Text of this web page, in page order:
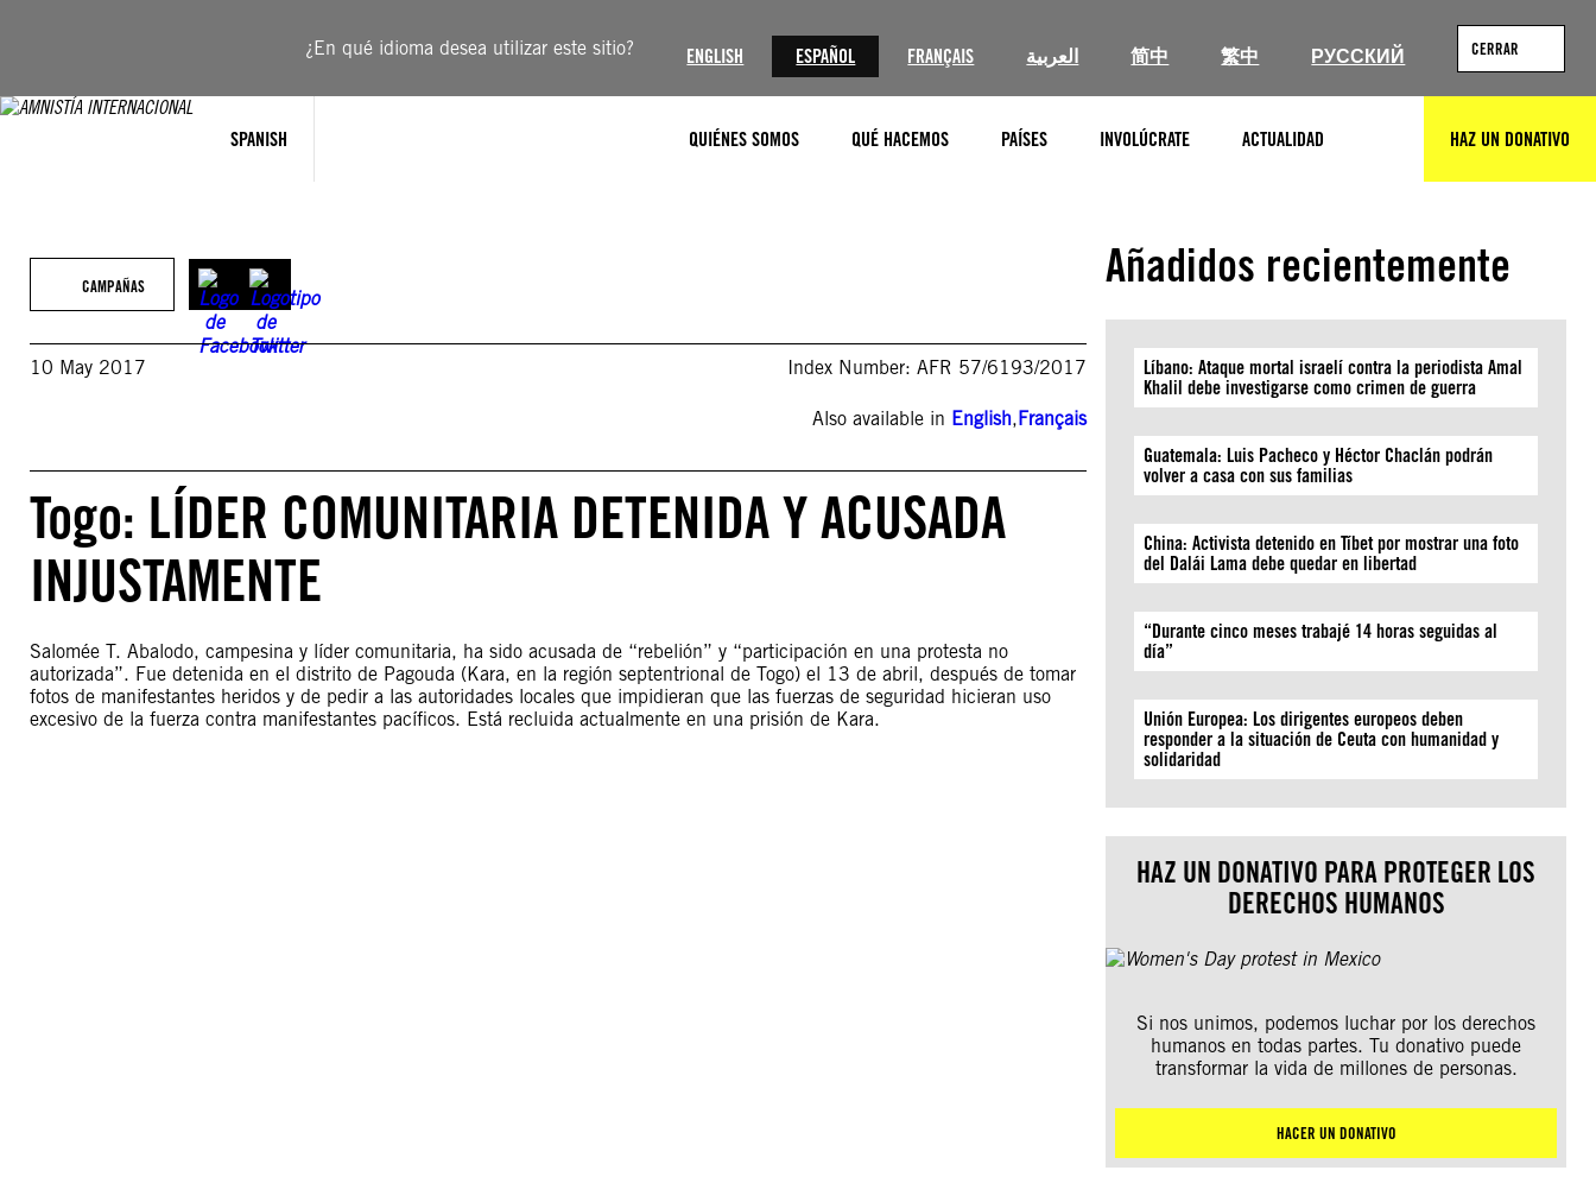
¿En qué idioma desea utilizar este sitio? ENGLISH ESPAÑOL FRANÇAIS العربية 简中 繁中 РУССКИЙ CERRAR
SPANISH QUIÉNES SOMOS QUÉ HACEMOS PAÍSES INVOLÚCRATE ACTUALIDAD HAZ UN DONATIVO
CAMPAÑAS
10 May 2017 Index Number: AFR 57/6193/2017
Also available in English,Français
Togo: LÍDER COMUNITARIA DETENIDA Y ACUSADA
INJUSTAMENTE
Salomée T. Abalodo, campesina y líder comunitaria, ha sido acusada de “rebelión” y “participación en una protesta no
autorizada”. Fue detenida en el distrito de Pagouda (Kara, en la región septentrional de Togo) el 13 de abril, después de tomar
fotos de manifestantes heridos y de pedir a las autoridades locales que impidieran que las fuerzas de seguridad hicieran uso
excesivo de la fuerza contra manifestantes pacíficos. Está recluida actualmente en una prisión de Kara.
Añadidos recientemente
Líbano: Ataque mortal israelí contra la periodista Amal
Khalil debe investigarse como crimen de guerra
Guatemala: Luis Pacheco y Héctor Chaclán podrán
volver a casa con sus familias
China: Activista detenido en Tíbet por mostrar una foto
del Dalái Lama debe quedar en libertad
“Durante cinco meses trabajé 14 horas seguidas al
día”
Unión Europea: Los dirigentes europeos deben
responder a la situación de Ceuta con humanidad y
solidaridad
HAZ UN DONATIVO PARA PROTEGER LOS
DERECHOS HUMANOS
Si nos unimos, podemos luchar por los derechos
humanos en todas partes. Tu donativo puede
transformar la vida de millones de personas.
HACER UN DONATIVO